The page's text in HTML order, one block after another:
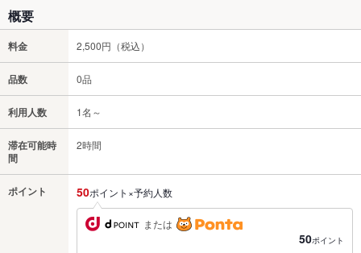
概要
料金 2,500円（税込）
品数 0品
利用人数 1名～
滞在可能時
間
2時間
ポイント 50ポイント×予約人数
または
50ポイント